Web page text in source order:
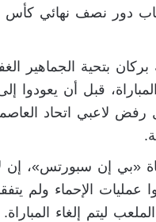
دور نصف نهائي كأس
بتحية الجماهير
قبل أن يعودوا
لاعبي اتحاد
«بي إن سبورتس»، إن
عمليات الإحماء ولم
ليتم إلغاء المباراة.